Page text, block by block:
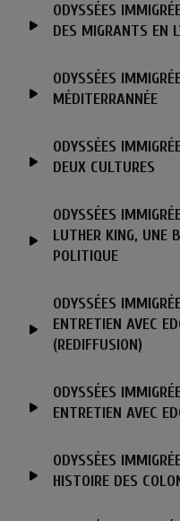
ODYSSÉES
DES MIGRANTS EN
ODYSSÉES
MÉDITERRANNÉE
ODYSSÉES
DEUX CULTURES
ODYSSÉES
LUTHER KING, UNE
POLITIQUE
ODYSSÉES
ENTRETIEN AVEC
(REDIFFUSION)
ODYSSÉES
ENTRETIEN AVEC
ODYSSÉES
HISTOIRE DES